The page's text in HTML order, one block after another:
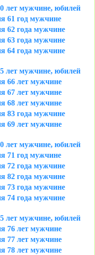
лет мужчине, юбилей
61 год мужчине
62 года мужчине
63 года мужчине
64 года мужчине
лет мужчине, юбилей
66 лет мужчине
67 лет мужчине
68 лет мужчине
83 года мужчине
69 лет мужчине
лет мужчине, юбилей
71 год мужчине
72 года мужчине
82 года мужчине
73 года мужчине
74 года мужчине
лет мужчине, юбилей
76 лет мужчине
77 лет мужчине
78 лет мужчине